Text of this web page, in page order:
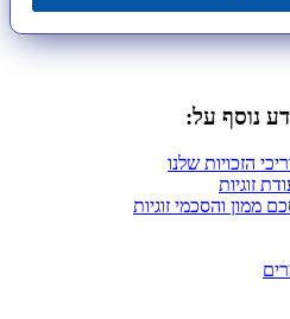
נוסף על:
הזכויות שלנו
זוגיות
ממון והסכמי זוגיות